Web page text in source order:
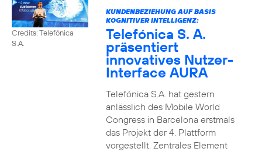
Credits: Telefónica
S.A.
KUNDENBEZIEHUNG AUF BASIS
KOGNITIVER INTELLIGENZ:
Telefónica S. A.
präsentiert
innovatives Nutzer-
Interface AURA
Telefónica S.A. hat gestern
anlässlich des Mobile World
Congress in Barcelona erstmals
das Projekt der 4. Plattform
vorgestellt. Zentrales Element